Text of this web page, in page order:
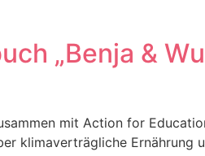
„Benja &
mit Action for
klimaverträgliche Ernährung